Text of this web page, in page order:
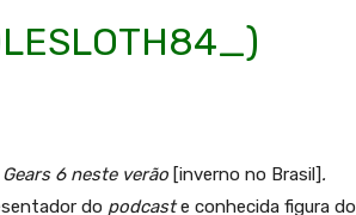
6 neste verão [inverno no Brasil].
do podcaste conhecida figura do